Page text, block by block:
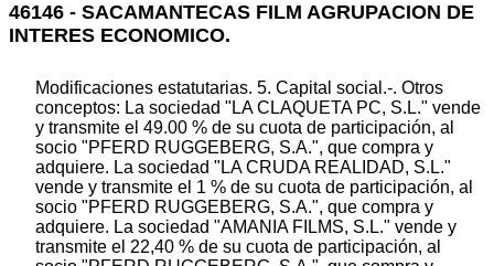
46146 - SACAMANTECAS FILM AGRUPACION DE
INTERES ECONOMICO.
Modificaciones estatutarias. 5. Capital social.-. Otros
conceptos: La sociedad "LA CLAQUETA PC, S.L." vende
y transmite el 49.00 % de su cuota de participación, al
socio "PFERD RUGGEBERG, S.A.", que compra y
adquiere. La sociedad "LA CRUDA REALIDAD, S.L."
vende y transmite el 1 % de su cuota de participación, al
socio "PFERD RUGGEBERG, S.A.", que compra y
adquiere. La sociedad "AMANIA FILMS, S.L." vende y
transmite el 22,40 % de su cuota de participación, al